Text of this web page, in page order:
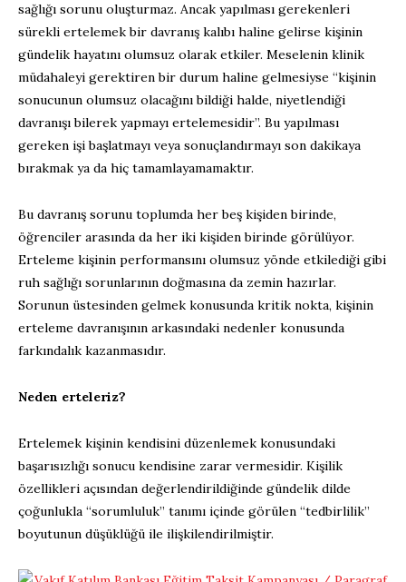
sağlığı sorunu oluşturmaz. Ancak yapılması gerekenleri
sürekli ertelemek bir davranış kalıbı haline gelirse kişinin
gündelik hayatını olumsuz olarak etkiler. Meselenin klinik
müdahaleyi gerektiren bir durum haline gelmesiyse “kişinin
sonucunun olumsuz olacağını bildiği halde, niyetlendiği
davranışı bilerek yapmayı ertelemesidir”. Bu yapılması
gereken işi başlatmayı veya sonuçlandırmayı son dakikaya
bırakmak ya da hiç tamamlayamamaktır.
Bu davranış sorunu toplumda her beş kişiden birinde,
öğrenciler arasında da her iki kişiden birinde görülüyor.
Erteleme kişinin performansını olumsuz yönde etkilediği gibi
ruh sağlığı sorunlarının doğmasına da zemin hazırlar.
Sorunun üstesinden gelmek konusunda kritik nokta, kişinin
erteleme davranışının arkasındaki nedenler konusunda
farkındalık kazanmasıdır.
Neden erteleriz?
Ertelemek kişinin kendisini düzenlemek konusundaki
başarısızlığı sonucu kendisine zarar vermesidir. Kişilik
özellikleri açısından değerlendirildiğinde gündelik dilde
çoğunlukla “sorumluluk” tanımı içinde görülen “tedbirlilik”
boyutunun düşüklüğü ile ilişkilendirilmiştir.